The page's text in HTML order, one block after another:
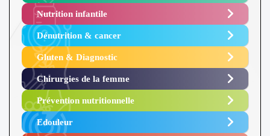
Nutrition infantile
Dénutrition & cancer
Gluten & Diagnostic
Chirurgies de la femme
Prévention nutritionnelle
Edouleur​